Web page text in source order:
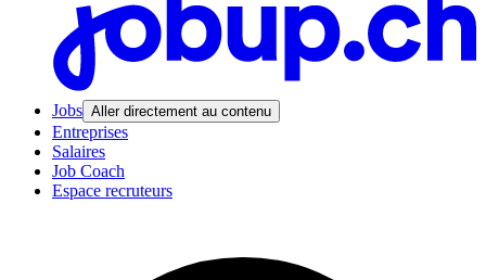
Jobs Aller directement au contenu
Entreprises
Salaires
Job Coach
Espace recruteurs